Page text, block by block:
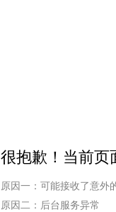
很抱歉！当前页
原因一：可能接收了意外
原因二：后台服务异常